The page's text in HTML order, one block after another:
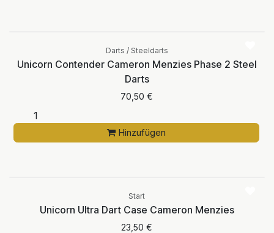
Darts / Steeldarts
Unicorn Contender Cameron Menzies Phase 2 Steel
Darts
70,50 €
Hinzufügen
Start
Unicorn Ultra Dart Case Cameron Menzies
23,50 €